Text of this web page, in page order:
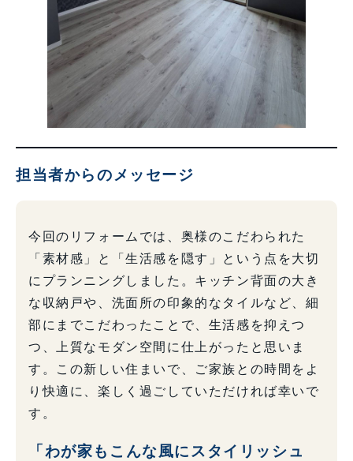
担当者からのメッセージ
今回のリフォームでは、奥様のこだわられた
「素材感」と「生活感を隠す」という点を大切
にプランニングしました。キッチン背面の大き
な収納戸や、洗面所の印象的なタイルなど、細
部にまでこだわったことで、生活感を抑えつ
つ、上質なモダン空間に仕上がったと思いま
す。この新しい住まいで、ご家族との時間をよ
り快適に、楽しく過ごしていただければ幸いで
す。
「わが家もこんな風にスタイリッシュ